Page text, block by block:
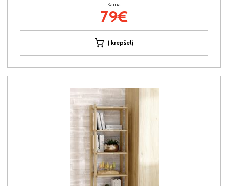
Kaina:
79€
Į krepšelį